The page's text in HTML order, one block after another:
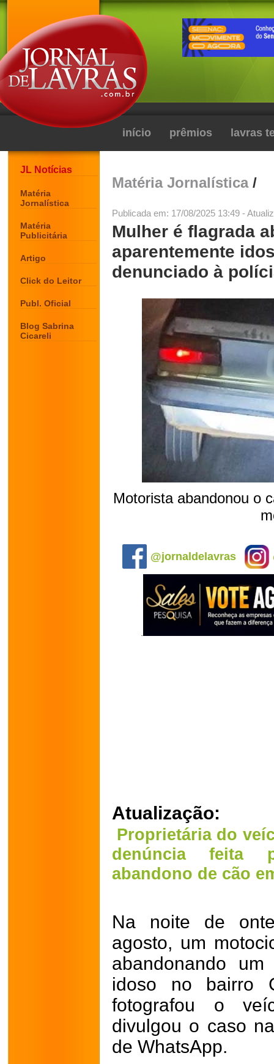
início prêmios lavras
JL Notícias
Matéria
Jornalística
Matéria
Publicitária
Artigo
Click do Leitor
Publ. Oficial
Blog Sabrina
Cicareli
Matéria Jornalística/
Publicada em: 17/08/2025 13:49 -
Mulher é flagrada
aparentemente
denunciado à
Motorista abandonou o
@jornaldelavras
Atualização:
Proprietária do
denúncia feita
abandono de cão
Na noite de
agosto, um
abandonando um
idoso no bairro
fotografou o
divulgou o caso
de WhatsApp.